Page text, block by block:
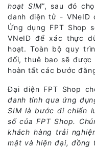
hoạt SIM”, sau đó
danh điện tử - VNeID
Ứng dụng FPT Shop
VNeID để xác thực
hoạt. Toàn bộ quy
đối, thuê bao sẽ được
hoàn tất các bước
Đại diện FPT Shop
danh tính qua ứng
SIM là bước đi chiến
số của FPT Shop.
khách hàng trải
mật và hiện đại, đồng